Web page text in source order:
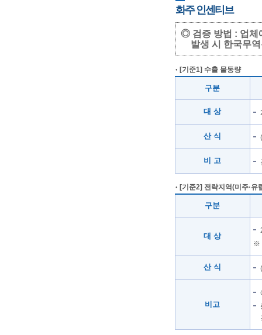
화주 인센티브
◎ 검증 방법 : 업체
발생 시 한국무
[기준1] 수출 물동량
구분
대 상
산 식
비 고
[기준2] 전략지역(미주·유
구분
대 상
※
산 식
비고